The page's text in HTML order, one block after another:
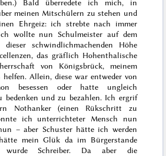
Bald überredete ich mich, in
meinen Mitschülern zu stehen und
Ehrgeiz: ich strebte nach immer
wollte nun Schulmeister auf dem
schwindlichmachenden Höhe
das gräflich Hohenthalische
von Königsbrück, meinem
helfen. Allein, diese war entweder von
besessen oder hatte ungleich
bedenken und zu bezahlen. Ich ergrif
Nothanker (einen Rükschritt zu
ich unterrichteter Mensch nun
– aber Schuster hätte ich werden
mein Glük da im Bürgerstande
Schreiber. Da aber die